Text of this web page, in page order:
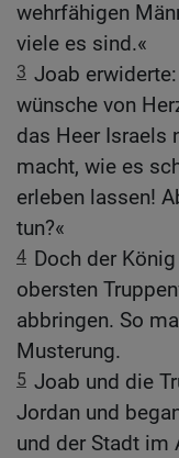
wehrfähigen
viele es sind.«
3 Joab
wünsche von
das Heer Israels
macht, wie es
erleben lassen!
tun?«
4 Doch der
obersten
abbringen. So
Musterung.
5 Joab und die
Jordan und
und der Stadt im